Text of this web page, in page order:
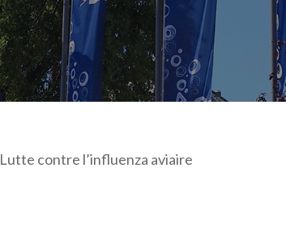
Lutte contre l’influenza aviaire